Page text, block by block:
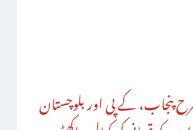
پنجاب، کے پی اور بلوچستان